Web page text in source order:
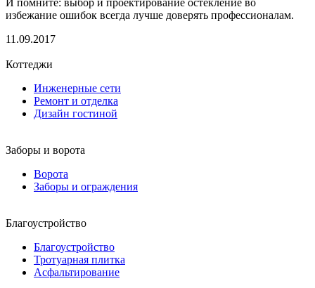
И помните: выбор и проектирование остекление во
избежание ошибок всегда лучше доверять профессионалам.
11.09.2017
Коттеджи
Инженерные сети
Ремонт и отделка
Дизайн гостиной
Заборы и ворота
Ворота
Заборы и ограждения
Благоустройство
Благоустройство
Тротуарная плитка
Асфальтирование